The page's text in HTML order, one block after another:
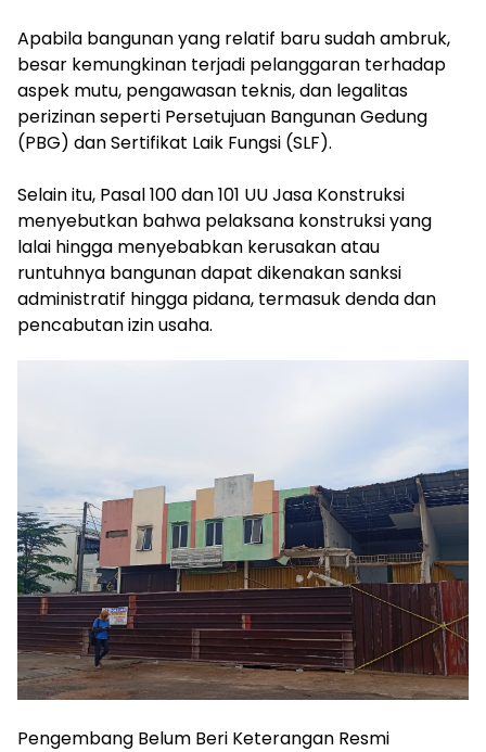
‎Apabila bangunan yang relatif baru sudah ambruk,
besar kemungkinan terjadi pelanggaran terhadap
aspek mutu, pengawasan teknis, dan legalitas
perizinan seperti Persetujuan Bangunan Gedung
(PBG) dan Sertifikat Laik Fungsi (SLF).
‎Selain itu, Pasal 100 dan 101 UU Jasa Konstruksi
menyebutkan bahwa pelaksana konstruksi yang
lalai hingga menyebabkan kerusakan atau
runtuhnya bangunan dapat dikenakan sanksi
administratif hingga pidana, termasuk denda dan
pencabutan izin usaha.
‎Pengembang Belum Beri Keterangan Resmi